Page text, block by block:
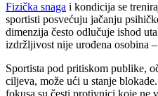
Fizička snaga i kondicija se
sportisti posvećuju jačanju
dimenzija često odlučuje ishod
izdržljivost nije urođena osobina
Sportista pod pritiskom publike,
ciljeva, može ući u stanje